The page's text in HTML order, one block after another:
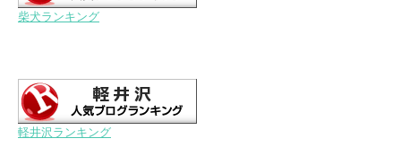
柴犬ランキング
軽井沢ランキング